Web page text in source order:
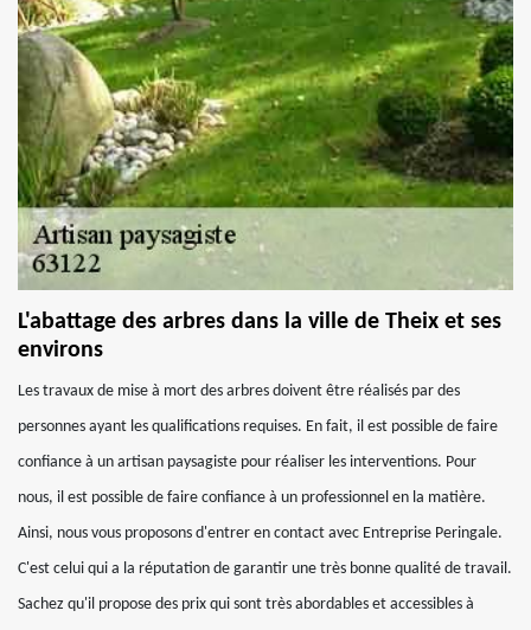
L'abattage des arbres dans la ville de Theix et ses
environs
Les travaux de mise à mort des arbres doivent être réalisés par des
personnes ayant les qualifications requises. En fait, il est possible de faire
confiance à un artisan paysagiste pour réaliser les interventions. Pour
nous, il est possible de faire confiance à un professionnel en la matière.
Ainsi, nous vous proposons d'entrer en contact avec Entreprise Peringale.
C'est celui qui a la réputation de garantir une très bonne qualité de travail.
Sachez qu'il propose des prix qui sont très abordables et accessibles à